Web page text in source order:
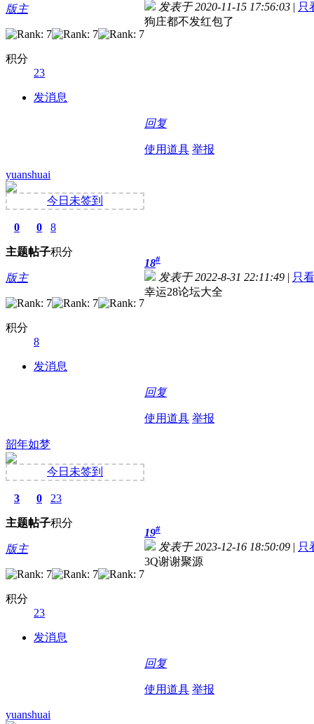
版主
积分
23
发消息
发表于 2020-11-15 17:56:03 | 只
狗庄都不发红包了
回复
使用道具 举报
yuanshuai
今日未签到
0
主题
0
帖子
8
积分
版主
积分
8
发消息
18#
发表于 2022-8-31 22:11:49 | 只
幸运28论坛大全
回复
使用道具 举报
韶年如梦
今日未签到
3
主题
0
帖子
23
积分
版主
积分
23
发消息
19#
发表于 2023-12-16 18:50:09 | 只
3Q谢谢聚源
回复
使用道具 举报
yuanshuai